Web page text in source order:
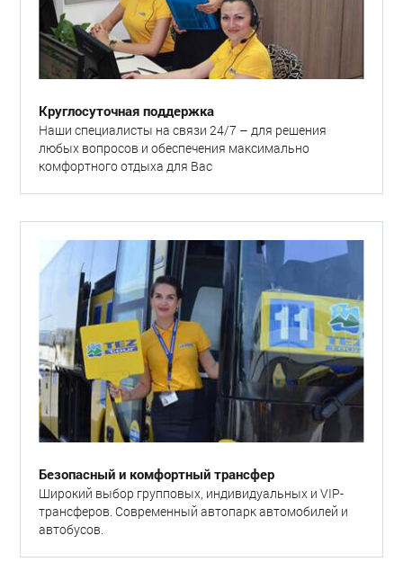
Круглосуточная поддержка
Наши специалисты на связи 24/7 – для решения
любых вопросов и обеспечения максимально
комфортного отдыха для Вас
Безопасный и комфортный трансфер
Широкий выбор групповых, индивидуальных и VIP-
трансферов. Современный автопарк автомобилей и
автобусов.